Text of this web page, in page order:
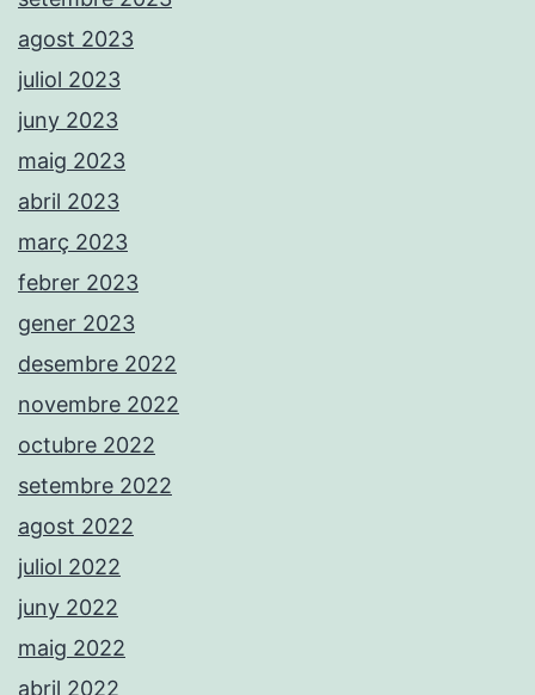
agost 2023
juliol 2023
juny 2023
maig 2023
abril 2023
març 2023
febrer 2023
gener 2023
desembre 2022
novembre 2022
octubre 2022
setembre 2022
agost 2022
juliol 2022
juny 2022
maig 2022
abril 2022